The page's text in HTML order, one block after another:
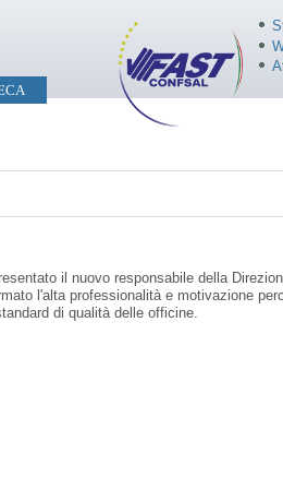
il nuovo responsabile della
l'alta professionalità e motivazione
di qualità delle officine.